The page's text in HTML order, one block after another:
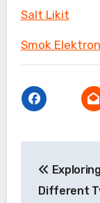
Salt Likit
Smok
Different